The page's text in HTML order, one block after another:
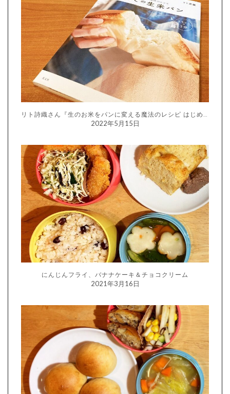
2022年5月15日
にんじんフライ、バナナケーキ＆チョコクリーム
2021年3月16日